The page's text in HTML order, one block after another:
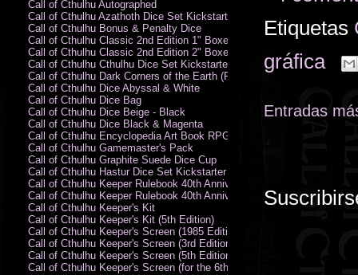
Etiquetas
gráfica
Entradas
Call of Cthulhu Autographed
Call of Cthulhu Azathoth Dice Set Kickstarter Edition
Call of Cthulhu Bonus & Penalty Dice
Call of Cthulhu Classic 2nd Edition 1" Boxed Rules Set
Call of Cthulhu Classic 2nd Edition 2" Boxed Rules Set
Call of Cthulhu Cthulhu Dice Set Kickstarter Edition
Call of Cthulhu Dark Corners of the Earth (PC)
Call of Cthulhu Dice Abyssal & White
Call of Cthulhu Dice Bag
Call of Cthulhu Dice Beige - Black
Call of Cthulhu Dice Black & Magenta
Call of Cthulhu Encyclopedia Art Book RPG KA
Call of Cthulhu Gamemaster's Pack
Call of Cthulhu Graphite Suede Dice Cup
Call of Cthulhu Hastur Dice Set Kickstarter Edition
Call of Cthulhu Keeper Rulebook 40th Anniversary Edition
Call of Cthulhu Keeper Rulebook 40th Anniversary Edition (PDF)
Call of Cthulhu Keeper's Kit
Call of Cthulhu Keeper's Kit (5th Edition)
Call of Cthulhu Keeper's Screen (1985 Edition)
Call of Cthulhu Keeper's Screen (3rd Edition)
Call of Cthulhu Keeper's Screen (5th Edition)
Call of Cthulhu Keeper's Screen (for the 6th Edition Rules)